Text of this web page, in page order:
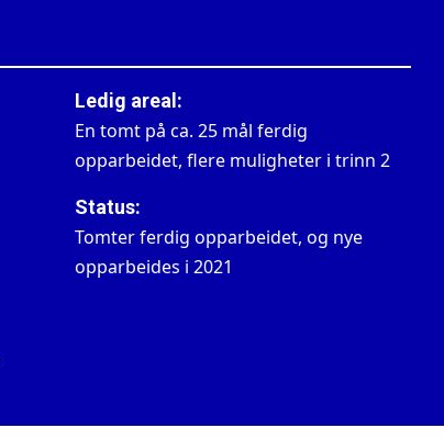
Ledig areal:
En tomt på ca. 25 mål ferdig
opparbeidet, flere muligheter i trinn 2
Status:
Tomter ferdig opparbeidet, og nye
opparbeides i 2021